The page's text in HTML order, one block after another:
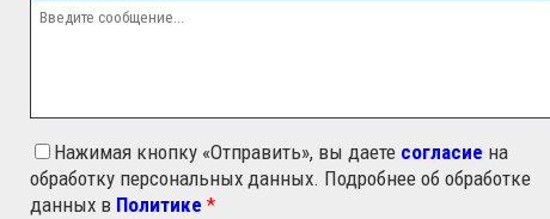
Нажимая кнопку «Отправить», вы даете согласие на
обработку персональных данных. Подробнее об обработке
данных в Политике *